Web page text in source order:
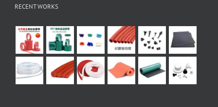
RECENT WORKS